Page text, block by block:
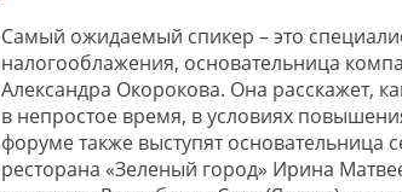
Самый ожидаемый спикер – это
налогооблажения, основательница
Александра Окорокова. Она расскажет,
в непростое время, в условиях
форуме также выступят основательница
ресторана «Зеленый город» Ирина